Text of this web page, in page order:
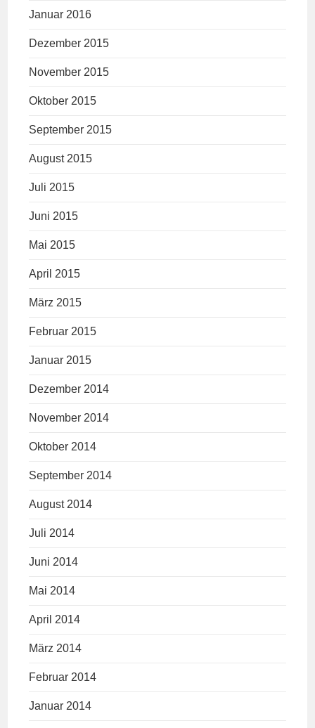
Januar 2016
Dezember 2015
November 2015
Oktober 2015
September 2015
August 2015
Juli 2015
Juni 2015
Mai 2015
April 2015
März 2015
Februar 2015
Januar 2015
Dezember 2014
November 2014
Oktober 2014
September 2014
August 2014
Juli 2014
Juni 2014
Mai 2014
April 2014
März 2014
Februar 2014
Januar 2014